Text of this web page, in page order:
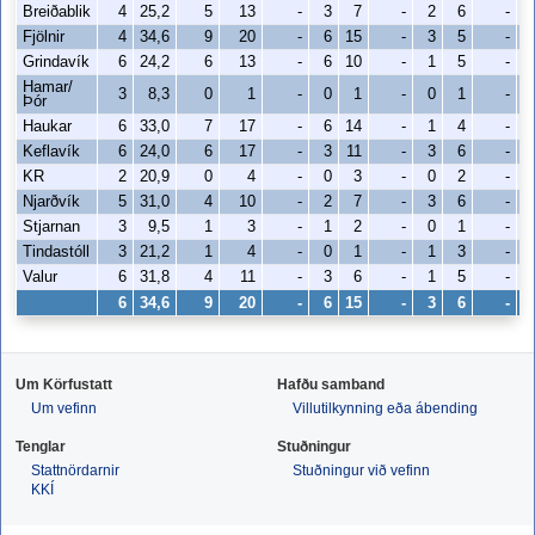
Breiðablik
4 25,2 5 13 - 3 7 - 2 6
-
Fjölnir
4 34,6 9 20 - 6 15 - 3 5
-
Grindavík
6 24,2 6 13 - 6 10 - 1 5
-
Hamar/
Þór
3 8,3 0 1 - 0 1 - 0 1
-
Haukar
6 33,0 7 17 - 6 14 - 1 4
-
Keflavík
6 24,0 6 17 - 3 11 - 3 6
-
KR
2 20,9 0 4 - 0 3 - 0 2
-
Njarðvík
5 31,0 4 10 - 2 7 - 3 6
-
Stjarnan
3 9,5 1 3 - 1 2 - 0 1
-
Tindastóll
3 21,2 1 4 - 0 1 - 1 3
-
Valur
6 31,8 4 11 - 3 6 - 1 5 -
6 34,6 9 20 - 6 15 - 3 6 -
Um Körfustatt
Um vefinn
Hafðu samband
Villutilkynning eða ábending
Tenglar
Stattnördarnir
KKÍ
Stuðningur
Stuðningur við vefinn